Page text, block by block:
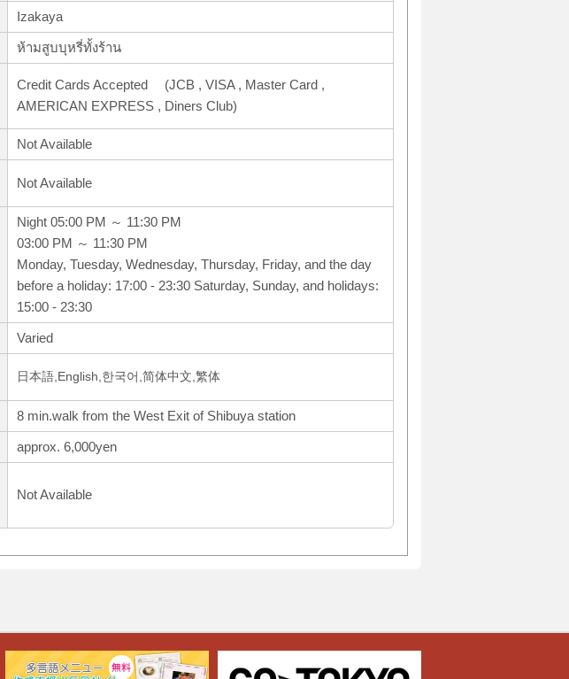
Izakaya
ห้ามสูบบุหรี่ทั้งร้าน
Credit Cards Accepted (JCB , VISA , Master Card ,
AMERICAN EXPRESS , Diners Club)
Not Available
Not Available
Night 05:00 PM ～ 11:30 PM
03:00 PM ～ 11:30 PM
Monday, Tuesday, Wednesday, Thursday, Friday, and the day
before a holiday: 17:00 - 23:30 Saturday, Sunday, and holidays:
15:00 - 23:30
Varied
日本語,English,한국어,简体中文,繁体
8 min.walk from the West Exit of Shibuya station
approx. 6,000yen
Not Available